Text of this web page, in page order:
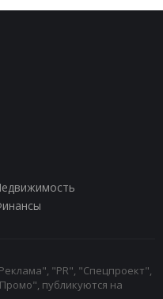
"PR", "Спецпроект",
публикуются на